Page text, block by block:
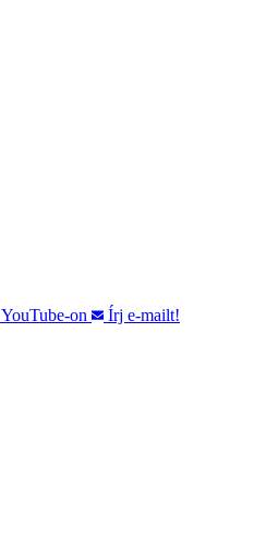
YouTube-on
Írj e-mailt!